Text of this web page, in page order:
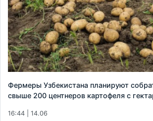
Фермеры Узбекистана планируют
свыше 200 центнеров картофеля с
16:44 | 14.06